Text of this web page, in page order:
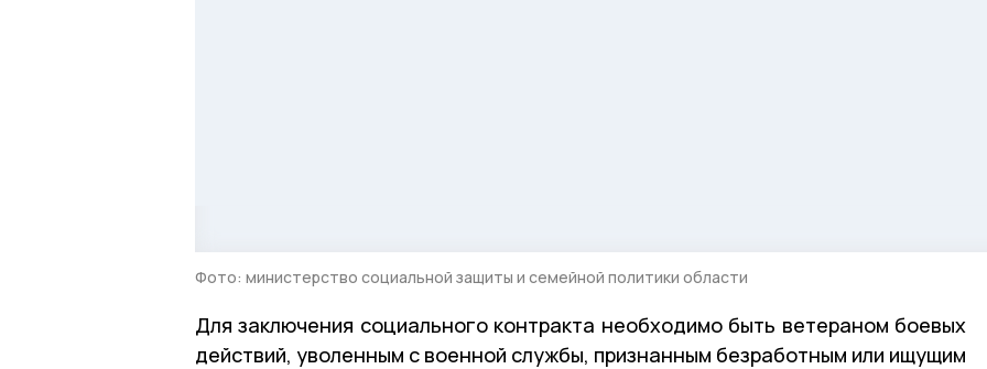
Фото: министерство социальной защиты и семейной политики области
Для заключения социального контракта необходимо быть ветераном боевых
действий, уволенным с военной службы, признанным безработным или ищущим